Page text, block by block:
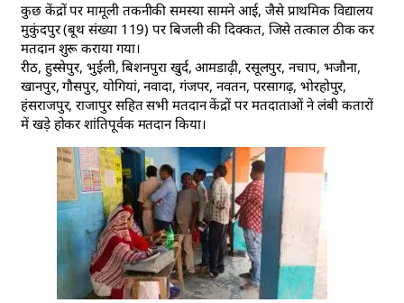
कुछ केंद्रों पर मामूली तकनीकी समस्या सामने आई, जैसे प्राथमिक विद्यालय
मुकुंदपुर (बूथ संख्या 119) पर बिजली की दिक्कत, जिसे तत्काल ठीक कर
मतदान शुरू कराया गया।
रीठ, हुस्सेपुर, भुईली, बिशनपुरा खुर्द, आमडाढ़ी, रसूलपुर, नचाप, भजौना,
खानपुर, गौसपुर, योगियां, नवादा, गंजपर, नवतन, परसागढ़, भोरहोपुर,
हंसराजपुर, राजापुर सहित सभी मतदान केंद्रों पर मतदाताओं ने लंबी कतारों
में खड़े होकर शांतिपूर्वक मतदान किया।